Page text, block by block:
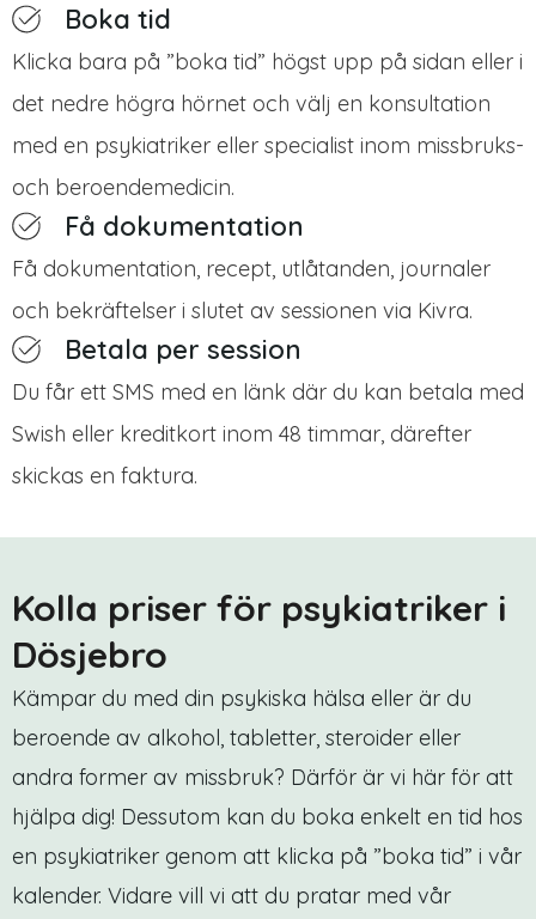
Boka tid
Klicka bara på ”boka tid” högst upp på sidan eller i
det nedre högra hörnet och välj en konsultation
med en psykiatriker eller specialist inom missbruks-
och beroendemedicin.
Få dokumentation
Få dokumentation, recept, utlåtanden, journaler
och bekräftelser i slutet av sessionen via Kivra.
Betala per session
Du får ett SMS med en länk där du kan betala med
Swish eller kreditkort inom 48 timmar, därefter
skickas en faktura.
Kolla priser för psykiatriker i
Dösjebro
Kämpar du med din psykiska hälsa eller är du
beroende av alkohol, tabletter, steroider eller
andra former av missbruk? Därför är vi här för att
hjälpa dig! Dessutom kan du boka enkelt en tid hos
en psykiatriker genom att klicka på ”boka tid” i vår
kalender. Vidare vill vi att du pratar med vår